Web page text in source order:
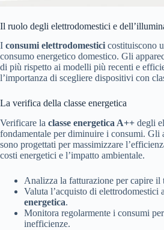
Il ruolo degli elettrodomestici e
I consumi elettrodomestici costituiscono
consumo energetico domestico. Gli
di più rispetto ai modelli più recenti e
l’importanza di scegliere dispositivi con
La verifica della classe energetica
Verificare la classe energetica A++ degli
fondamentale per diminuire i consumi. Gli
sono progettati per massimizzare
costi energetici e l’impatto ambientale.
Analizza la fatturazione per capire il
Valuta l’acquisto di elettrodomestici
energetica.
Monitora regolarmente i consumi
inefficienze.